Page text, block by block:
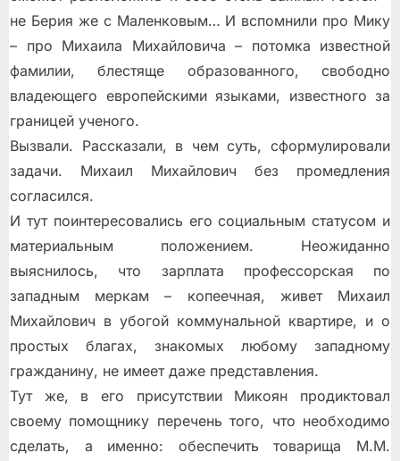
не Берия же с Маленковым… И вспомнили про Мику
– про Михаила Михайловича – потомка известной
фамилии, блестяще образованного, свободно
владеющего европейскими языками, известного за
границей ученого.
Вызвали. Рассказали, в чем суть, сформулировали
задачи. Михаил Михайлович без промедления
согласился.
И тут поинтересовались его социальным статусом и
материальным положением. Неожиданно
выяснилось, что зарплата профессорская по
западным меркам – копеечная, живет Михаил
Михайлович в убогой коммунальной квартире, и о
простых благах, знакомых любому западному
гражданину, не имеет даже представления.
Тут же, в его присутствии Микоян продиктовал
своему помощнику перечень того, что необходимо
сделать, а именно: обеспечить товарища М.М.